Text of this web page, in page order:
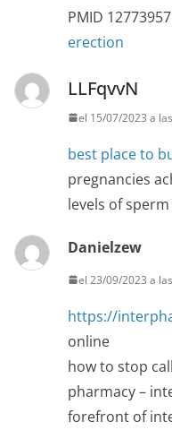
PMID
erection
LLFqvvN
el 15/07/2023 a
best place to
pregnancies
levels of
Danielzew
el 23/09/2023 a
https://
online
how to stop
pharmacy –
forefront of